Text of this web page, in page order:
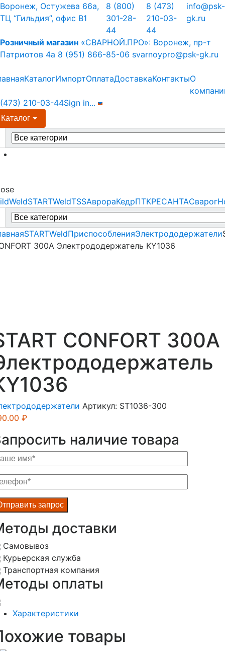
Skip
to
Skip
to
Воронеж, Остужева 66а,
ТЦ “Гильдия”, офис В1
8 (800)
301-28-
44
8 (473)
210-03-
44
info@psk-
gk.ru
Розничный магазин «СВАРНОЙ.ПРО»: Воронеж, пр-т
Патриотов 4а 8 (951) 866-85-06 svarnoypro@psk-gk.ru
КаталогИмпортОплатаДоставкаКонтактыО
210-03-44Sign in...
Каталог
STARTWeldTSSАврораКедрПТКРЕСАНТАСварог
STARTWeldПриспособленияЭлектрододержатели
300A Электрододержатель KY1036
CONFORT 300A
Артикул: ST1036-300
₽
наличие товара
доставки
Самовывоз
Курьерская служба
Транспортная компания
оплаты
Характеристики
товары